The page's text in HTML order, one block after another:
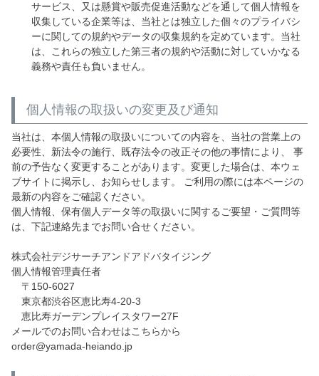
サービス、又は懸賞や販売促進活動などを通して個人情報を
収集している企業等は、当社とは独立した個々のプライバシ
ーに関しての規約やデータの収集規約を定めています。当社
は、これらの独立した第三者の規約や活動に対していかなる
義務や責任も負いません。
個人情報の取扱いの変更及び通知
当社は、本個人情報の取扱いについての内容を、当社の営業上の
必要性、新法令の施行、既存法令の改正その他の事情により、 事
前の予告なく変更することがあります。変更した場合は、本ウェ
ブサイトに掲示し、お知らせします。 ご利用の際には本ページの
最新の内容をご確認ください。
個人情報、保有個人データ等の取扱いに関するご要望・ご質問等
は、下記連絡先までお問い合せください。
株式会社デジサーチアンドアドバタイジング
個人情報管理責任者
〒150-6027
東京都渋谷区恵比寿4-20-3
恵比寿ガーデンプレイスタワー27F
メールでのお問い合わせはこちらから
order@yamada-heiando.jp